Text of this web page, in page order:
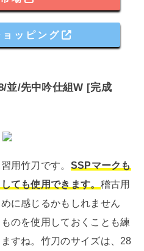
ッピング
/先中吟仕組W [完成
用竹刀です。 SSPマークも
ても使用できます。 稽古用
に感じるかもしれません
のを使用しておくことも練
すね。竹刀のサイズは、28